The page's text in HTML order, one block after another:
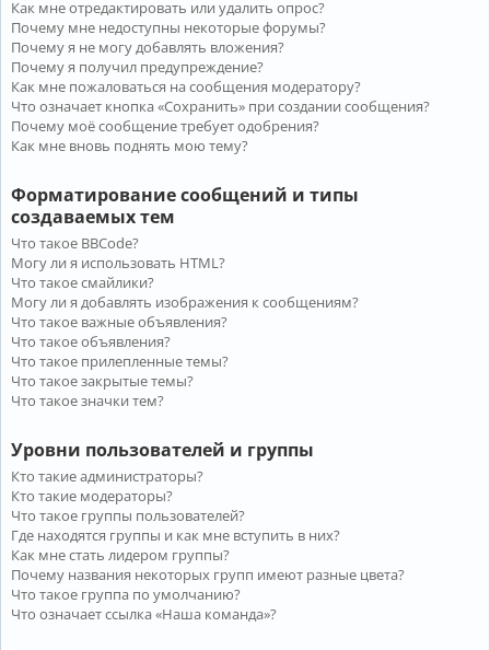
Как мне отредактировать или удалить опрос?
Почему мне недоступны некоторые форумы?
Почему я не могу добавлять вложения?
Почему я получил предупреждение?
Как мне пожаловаться на сообщения модератору?
Что означает кнопка «Сохранить» при создании сообщения?
Почему моё сообщение требует одобрения?
Как мне вновь поднять мою тему?
Форматирование сообщений и типы
создаваемых тем
Что такое BBCode?
Могу ли я использовать HTML?
Что такое смайлики?
Могу ли я добавлять изображения к сообщениям?
Что такое важные объявления?
Что такое объявления?
Что такое прилепленные темы?
Что такое закрытые темы?
Что такое значки тем?
Уровни пользователей и группы
Кто такие администраторы?
Кто такие модераторы?
Что такое группы пользователей?
Где находятся группы и как мне вступить в них?
Как мне стать лидером группы?
Почему названия некоторых групп имеют разные цвета?
Что такое группа по умолчанию?
Что означает ссылка «Наша команда»?